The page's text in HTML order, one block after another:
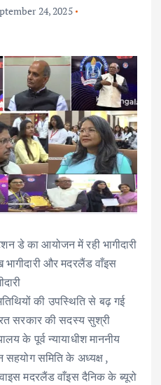
24, 2025
डे का आयोजन में रही भागीदारी
और मदरलैंड वाँइस
की उपस्थिति से बढ़ गई
सरकार की सदस्य सुश्री
के पूर्व न्यायाधीश माननीय
सहयोग समिति के अध्यक्ष ,
मदरलैंड वाँइस दैनिक के ब्यूरो